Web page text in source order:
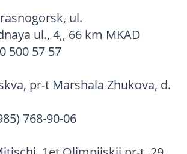
ul.
ul., 4,, 66 km MKAD
500 57 57
pr-t Marshala Zhukova, d.
768-90-06